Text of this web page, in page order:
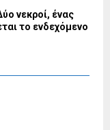
νεκροί, ένας
το ενδεχόμενο